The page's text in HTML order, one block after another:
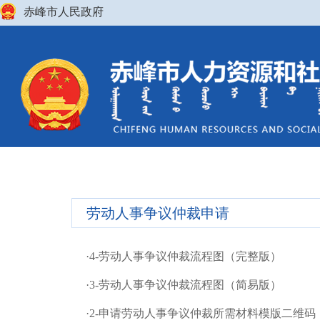
赤峰市人民政府
劳动人事争议仲裁申请
·4-劳动人事争议仲裁流程图（完整版）
·3-劳动人事争议仲裁流程图（简易版）
·2-申请劳动人事争议仲裁所需材料模版二维码